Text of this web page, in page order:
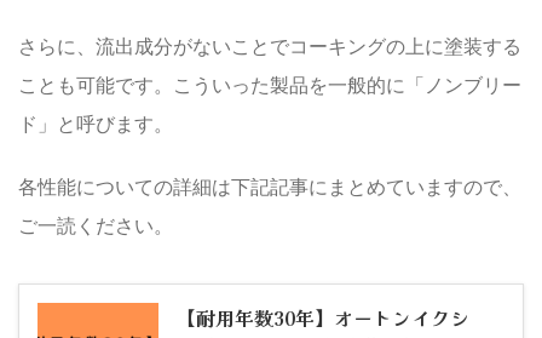
さらに、流出成分がないことでコーキングの上に塗装する
ことも可能です。こういった製品を一般的に「ノンブリー
ド 」と呼びます。
各性能についての詳細は下記記事にまとめていますので、
ご一読ください。
【耐用年数30年】オートンイクシ